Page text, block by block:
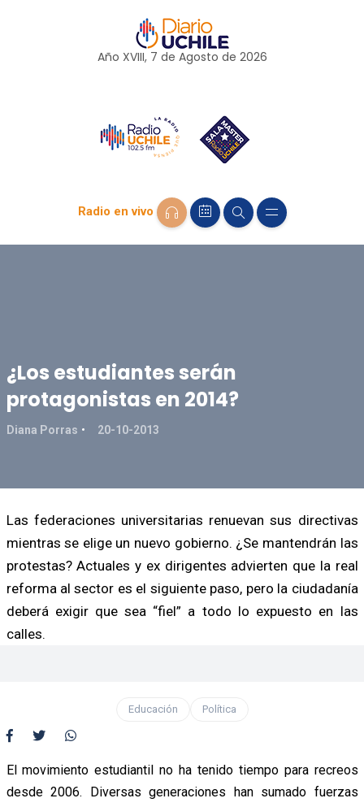
Año XVIII, 7 de Agosto de 2026
Radio en vivo
¿Los estudiantes serán
protagonistas en 2014?
Diana Porras 20-10-2013
Las federaciones universitarias renuevan sus directivas
mientras se elige un nuevo gobierno. ¿Se mantendrán las
protestas? Actuales y ex dirigentes advierten que la real
reforma al sector es el siguiente paso, pero la ciudadanía
deberá exigir que sea “fiel” a todo lo expuesto en las
calles.
Educación Política
El movimiento estudiantil no ha tenido tiempo para recreos
desde 2006. Diversas generaciones han sumado fuerzas